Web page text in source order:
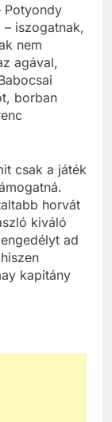
Potyondy
– iszogatnak,
nem
agával,
borban
csak a játék
horvát
kiváló
ad
kapitány